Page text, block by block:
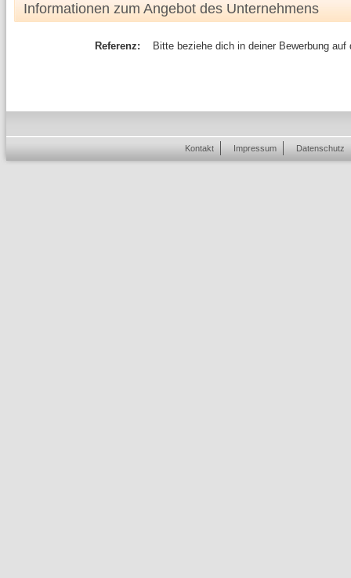
Informationen zum Angebot des Unternehmens
Referenz: Bitte beziehe dich in deiner Bewerbung auf
Kontakt Impressum Datenschutz